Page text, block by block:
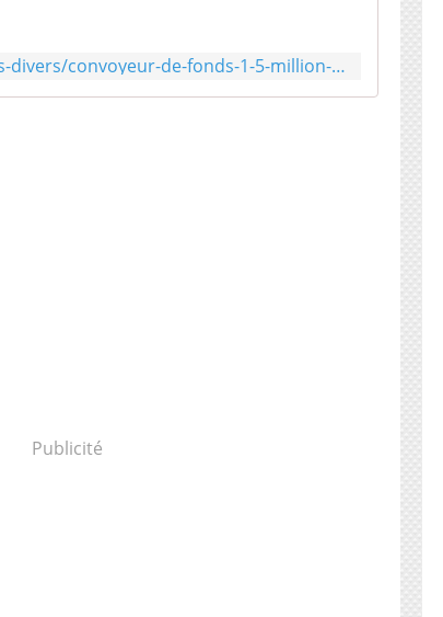
https://www.lepoint.fr/faits-divers/convoyeur-de-fonds-1-5-million-d-euros-n-ont-pas-ete-retrouves-13-02-2019-2293291_2627.php
Publicité